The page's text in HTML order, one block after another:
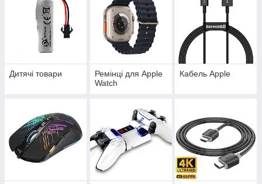
Дитячі товари
Ремінці для Apple
Watch
Кабель Apple